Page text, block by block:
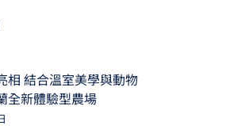
相 結合溫室美學與動物
新體驗型農場